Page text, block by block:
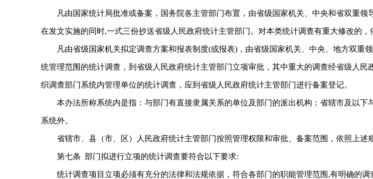
凡由国家统计局批准或备案，国务院各主管部门布置，由省级国家机关、中央和省双重
在发文实施的同时,一式三份抄送省级人民政府统计主管部门。对本类统计调查有重大修改的，
凡由省级国家机关拟定调查方案和报表制度(或报表)，由省级国家机关、中央、地方双重
统管理范围的统计调查，到省级人民政府统计主管部门立项审批，其中重大的调查经省级人
织调查部门系统内管理单位的统计调查，应到省级人民政府统计主管部门进行备案登记。
本办法所称系统内是指：与部门有直接隶属关系的单位及部门的派出机构；省辖市及以
系统外。
省辖市、县（市、区）人民政府统计主管部门按照管理权限和审批、备案范围，依照上述
第七条 部门拟进行立项的统计调查要符合以下要求:
统计调查项目立项必须有充分的法律和法规依据，符合各部门的职能管理范围,有明确的